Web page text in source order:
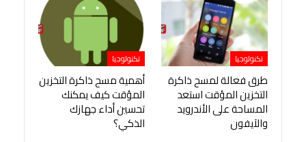
تكنولوجيا
طرق فعالة لمسح ذاكرة
التخزين المؤقت استعد
المساحة على الأندرويد
والآيفون
تكنولوجيا
أهمية مسح ذاكرة التخزين
المؤقت كيف يمكنك
تحسين أداء جهازك
الذكي؟